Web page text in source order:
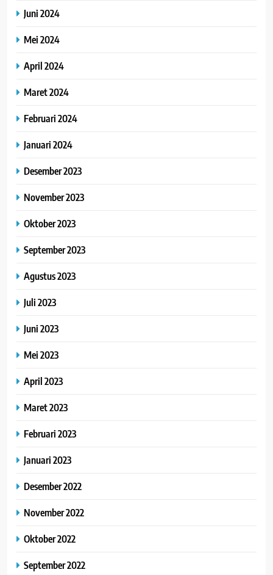
Juni 2024
Mei 2024
April 2024
Maret 2024
Februari 2024
Januari 2024
Desember 2023
November 2023
Oktober 2023
September 2023
Agustus 2023
Juli 2023
Juni 2023
Mei 2023
April 2023
Maret 2023
Februari 2023
Januari 2023
Desember 2022
November 2022
Oktober 2022
September 2022